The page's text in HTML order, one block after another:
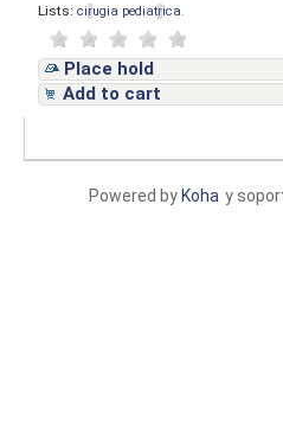
Lists: cirugia pediatrica
Place hold
Add to cart
y
Powered by Koha